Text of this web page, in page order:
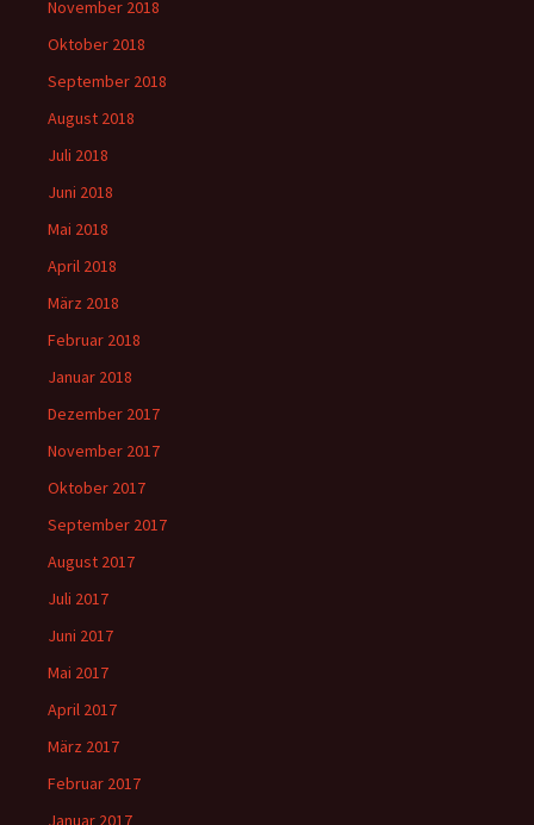
November 2018
Oktober 2018
September 2018
August 2018
Juli 2018
Juni 2018
Mai 2018
April 2018
März 2018
Februar 2018
Januar 2018
Dezember 2017
November 2017
Oktober 2017
September 2017
August 2017
Juli 2017
Juni 2017
Mai 2017
April 2017
März 2017
Februar 2017